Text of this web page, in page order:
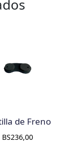
de Freno
BS236,00